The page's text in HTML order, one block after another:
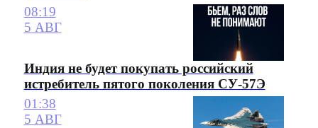
08:19
5 АВГ
Индия не будет покупать российский
истребитель пятого поколения СУ-57Э
01:38
5 АВГ